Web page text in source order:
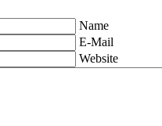
Name
E-Mail
Website